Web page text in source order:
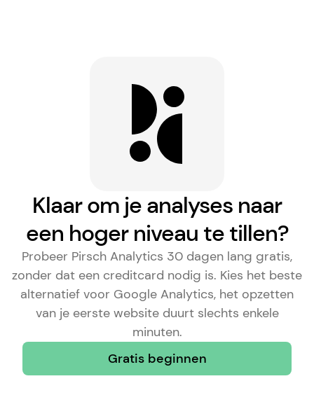
Klaar om je analyses naar
een hoger niveau te tillen?
Probeer Pirsch Analytics 30 dagen lang gratis,
zonder dat een creditcard nodig is. Kies het beste
alternatief voor Google Analytics, het opzetten
van je eerste website duurt slechts enkele
minuten.
Gratis beginnen